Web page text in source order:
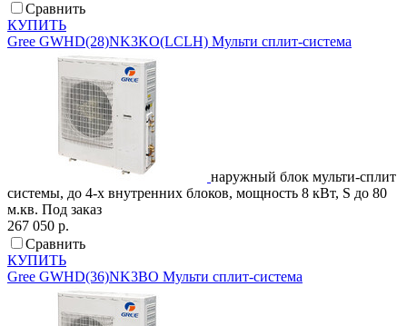
Сравнить
КУПИТЬ
Gree GWHD(28)NK3KO(LCLH) Мульти сплит-система
наружный блок мульти-сплит
системы, до 4-х внутренних блоков, мощность 8 кВт, S до 80
м.кв. Под заказ
267 050 р.
Сравнить
КУПИТЬ
Gree GWHD(36)NK3BO Мульти сплит-система